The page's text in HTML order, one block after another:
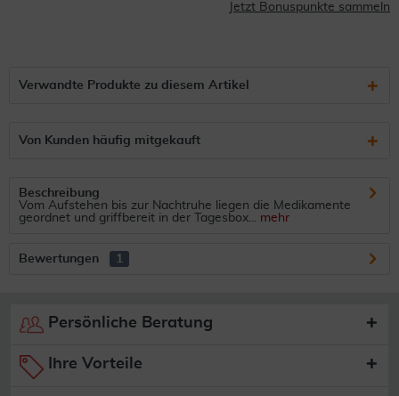
Jetzt Bonuspunkte sammeln
Verwandte Produkte zu diesem Artikel
Von Kunden häufig mitgekauft
Beschreibung
Vom Aufstehen bis zur Nachtruhe liegen die Medikamente
geordnet und griffbereit in der Tagesbox... mehr
Bewertungen 1
Persönliche Beratung
Ihre Vorteile